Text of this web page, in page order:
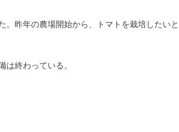
昨年の農場開始から、トマトを栽培したいと
終わっている。